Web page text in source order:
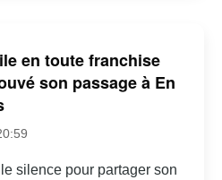
en toute franchise
son passage à En
silence pour partager son